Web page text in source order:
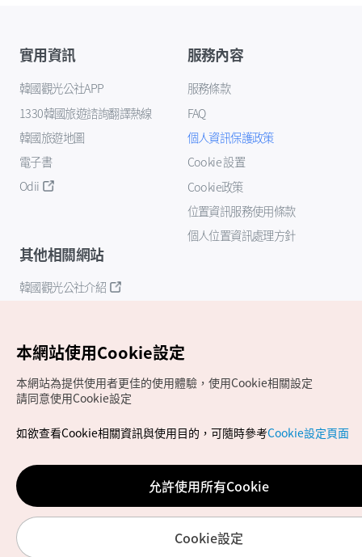
實用資訊
韓國觀光公社APP
1330韓國旅遊諮詢翻譯熱線
韓國旅遊地圖
電子書
Odii
服務內容
服務條款
FAQ
個人資訊保護政策
Cookie 設置
Cookie政策
位置資訊服務使用條款
個人位置資訊處理方針
其他相關網站
韓國觀光公社介紹
Copyrights (c) 韓國觀光公社版權所有
如有相關疑問或建議，歡迎來信至官方信箱
chinese_big5@knto.or.kr
本網站使用Cookie設定
本網站為提供使用者更佳的使用體驗，使用Cookie相關設定
請同意使用Cookie設定
如欲查看Cookie相關資訊與使用目的，可隨時參考Cookie設定頁面
允許使用所有Cookie
Cookie設定